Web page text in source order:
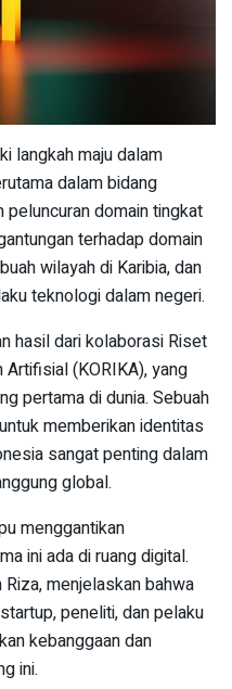
langkah maju dalam
dalam bidang
domain tingkat
terhadap domain
wilayah di Karibia, dan
teknologi dalam negeri.
hasil dari kolaborasi Riset
(KORIKA), yang
pertama di dunia. Sebuah
memberikan identitas
sangat penting dalam
global.
menggantikan
ini ada di ruang digital.
menjelaskan bahwa
peneliti, dan pelaku
kebanggaan dan
ini.